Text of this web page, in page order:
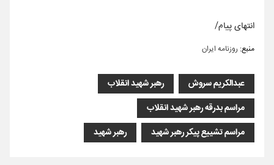
انتهای پیام/
منبع: روزنامه ایران
عبدالکریم سروش
رهبر شهید انقلاب
مراسم بدرقه رهبر شهید انقلاب
مراسم تشییع پیکر رهبر شهید
رهبر شهید